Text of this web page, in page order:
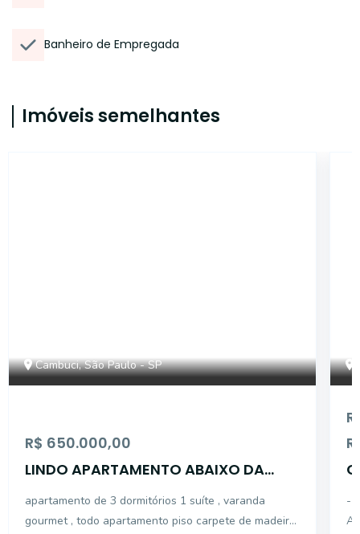
Banheiro de Empregada
Imóveis semelhantes
Cambuci, São Paulo - SP
R$ 650.000,00
LINDO APARTAMENTO ABAIXO DA
apartamento de 3 dormitórios 1 suíte , varanda
gourmet , todo apartamento piso carpete de madeira
-